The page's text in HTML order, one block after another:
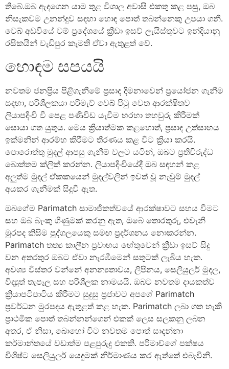
තිබේ.ඔබ ඇදගෙන යාම තුළ විශාල අවාසි එකතු කළ පසු, ඔබ
නිසැකවම උනන්දුව සඳහා හොඳ පොත් තබන්නෙකු උපයා ගනී.
වෙබ් අඩවියේ වම් ප්‍රදේශයේ ක්‍රීඩා ඉසව් ලැයිස්තුවට ඉන්දියානු
රසිකයින් වැඩිපුර කැමති ඒවා ඇතුළත් වේ.
හොඳම සපයයි
නවතම ජනප්‍රිය පිළිගැනීමේ ප්‍රසාද දීමනාවෙන් ප්‍රයෝජන ගැනීම
සඳහා, පරිශීලකයා පරිමැච් වෙබ් පිටු වෙත ආරක්ෂිතව
ලියාපදිංචි වී පෙළ පණිවිඩ යැවීම හරහා තහවුරු කිරීමක්
සොයා ගත යුතුය. මෙය ක්‍රියාත්මක කළහොත්, ප්‍රසාද උත්සාහය
ඉක්මනින් ආරම්භ කිරීමට තීරණය කළ විට ක්‍රියා කරයි.
පොරොත්තු මුදල් ආපසු ගැනීම් වලට යටින්, ඔබට ප්‍රතිවිරුද්ධ
බොත්තම ක්ලික් කරන්න. ලියාපදිංචියේදී ඔබ සඳහන් කළ
අලුත්ම මුදල් ඒකකයෙන් මුදල්වලින් ඉවත් වූ නැවුම් මුදල්
අයකර ගැනීමක් සිදුවී ඇත.
ඔබගේම Parimatch සාමාජිකත්වයේ ආරක්ෂාවට සහය වීමට
සහ ඔබ බැංකු ගිණුමක් කරනු ඇත, ඔබේ තොරතුරු, එවැනි
මුරපද කිසිම පුද්ගලයෙකු සමඟ ප්‍රදර්ශනය නොකරන්න.
Parimatch තත්‍ය කාලීන ප්‍රවාහය හේතුවෙන් ක්‍රීඩා ඉසව් සිදු
වන අතරතුර ඔබට ඒවා නැරඹීමෙන් සතුටක් ලැබිය හැක.
අවශ්‍ය විස්තර වන්නේ අනන්‍යතාවය, ලිපිනය, සෙලියුලර් මුදල,
විද්‍යුත් තැපෑල සහ පරිශීලක නාමයයි. ඔබට නවතම දායකත්ව
ක්‍රියාපටිපාටිය කිරීමට සුදුසු ප්‍රජාවට අපගේ Parimatch
ප්‍රවර්ධන මුරපදය ඇතුළත් කළ හැක. Parimatch ලබා ගත හැකි
ප්‍රාථමික පොත් තබන්නන්ගෙන් එකක් ලෙස සලකනු ලබන
අතර, ඒ නිසා, බොහෝ විට නවතම පොත් සාදන්නා
කර්මාන්තයේ වඩාත්ම පළපුරුදු එකකි. පරිමාච්ගේ පක්ෂය
විශිෂ්ට සෙලියුලර් යෙදුමක් නිර්මාණය කර ඇත්තේ එබැවිනි.